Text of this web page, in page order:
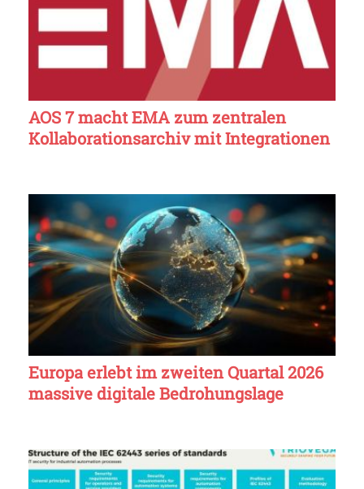
AOS 7 macht EMA zum zentralen
Kollaborationsarchiv mit Integrationen
Europa erlebt im zweiten Quartal 2026
massive digitale Bedrohungslage